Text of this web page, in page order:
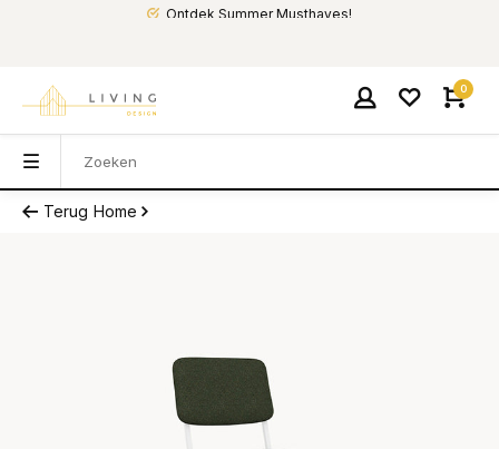
Ontdek Summer Musthaves!
0
Terug Home